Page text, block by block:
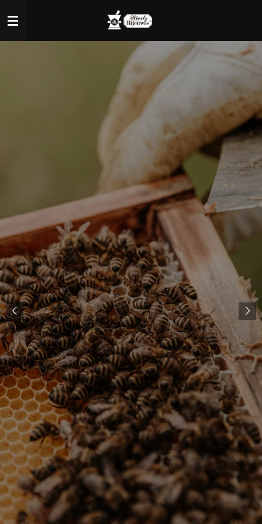
Hauptinhalt